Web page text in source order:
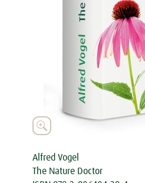

Alfred Vogel
The Nature Doctor